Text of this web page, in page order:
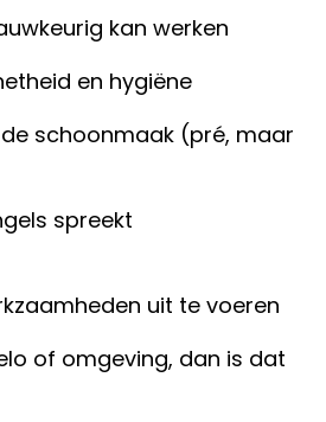
kan werken
en hygiëne
schoonmaak (pré, maar
spreekt
uit te voeren
of omgeving, dan is dat